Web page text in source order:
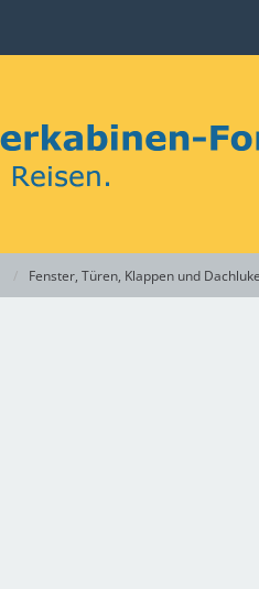
Fenster, Türen, Klappen und